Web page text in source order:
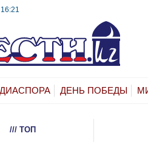
16:21
ДИАСПОРА ДЕНЬ ПОБЕДЫ
/// ТОП